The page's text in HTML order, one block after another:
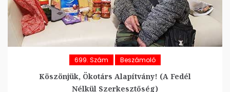
699. Szám Beszámoló
Köszönjük, Ökotárs Alapítvány! (A Fedél
Nélkül Szerkesztőség)